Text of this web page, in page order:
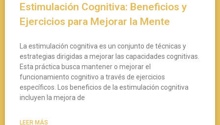
Estimulación Cognitiva: Beneficios y
Ejercicios para Mejorar la Mente
La estimulación cognitiva es un conjunto de técnicas y
estrategias dirigidas a mejorar las capacidades cognitivas.
Esta práctica busca mantener o mejorar el
funcionamiento cognitivo a través de ejercicios
específicos. Los beneficios de la estimulación cognitiva
incluyen la mejora de
LEER MÁS